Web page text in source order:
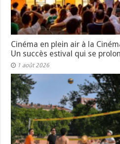
Cinéma en plein air à la
Un succès estival qui se
1 août 2026